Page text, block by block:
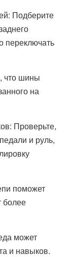
Подберите
переключать
что шины
на
Проверьте,
и руль,
поможет
более
может
и навыков.